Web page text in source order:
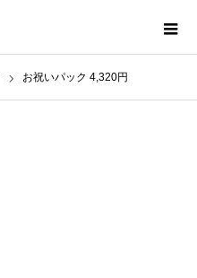
お祝いパック 4,320円